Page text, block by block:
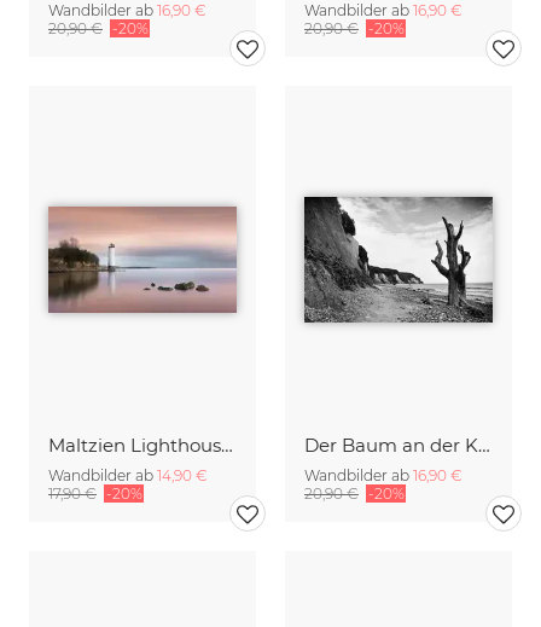
Wandbilder ab 16,90 €
20,90 € -20%
Wandbilder ab 16,90 €
20,90 € -20%
Maltzien Lighthouse Panorama | Rügen
Wandbilder ab 14,90 €
17,90 € -20%
Der Baum an der Kreideküste Rügen
Wandbilder ab 16,90 €
20,90 € -20%